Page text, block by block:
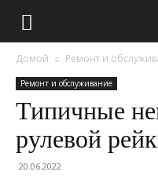
Домой Ремонт и
Ремонт и обслуживание
Типичные
рулевой
20.06.2022